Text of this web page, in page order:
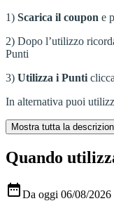
1) Scarica il coupon e
2) Dopo l’utilizzo
Punti
3) Utilizza i Punti
In alternativa puoi
Quando
Da oggi 06/08/2026